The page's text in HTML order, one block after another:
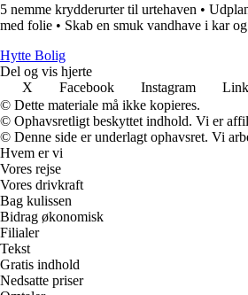
5 nemme krydderurter til urtehaven •
med folie • Skab en smuk vandhave i kar
Hytte Bolig
Del og vis hjerte
X
Facebook Instagram
© Dette materiale må ikke kopieres.
© Ophavsretligt beskyttet indhold. Vi er
© Denne side er underlagt ophavsret. Vi
Hvem er vi
Vores rejse
Vores drivkraft
Bag kulissen
Bidrag økonomisk
Filialer
Tekst
Gratis indhold
Nedsatte priser